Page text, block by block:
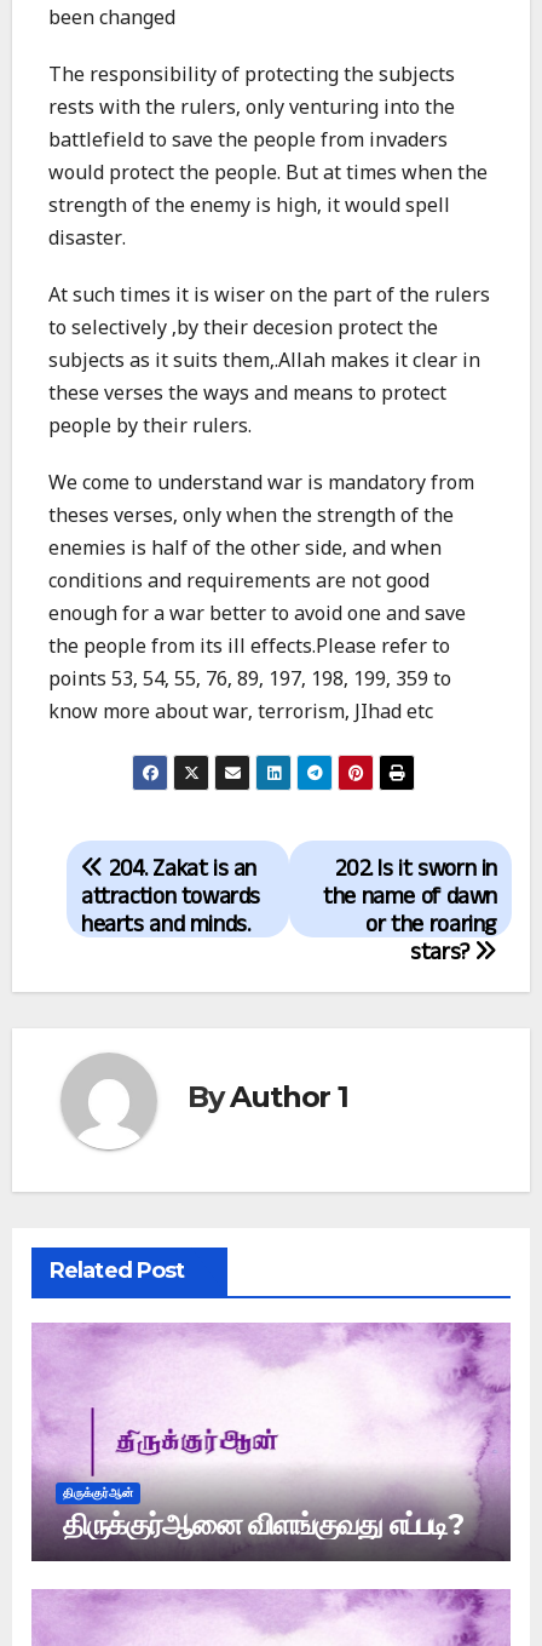
been changed
The responsibility of protecting the subjects
rests with the rulers, only venturing into the
battlefield to save the people from invaders
would protect the people. But at times when the
strength of the enemy is high, it would spell
disaster.
At such times it is wiser on the part of the rulers
to selectively ,by their decesion protect the
subjects as it suits them,.Allah makes it clear in
these verses the ways and means to protect
people by their rulers.
We come to understand war is mandatory from
theses verses, only when the strength of the
enemies is half of the other side, and when
conditions and requirements are not good
enough for a war better to avoid one and save
the people from its ill effects.Please refer to
points 53, 54, 55, 76, 89, 197, 198, 199, 359 to
know more about war, terrorism, JIhad etc
Post
navigation
202. Is it sworn in
the name of dawn
or the roaring
stars?
204. Zakat is an
attraction towards
hearts and minds.
ByAuthor 1
Related Post
திருக்குர்ஆன்
திருக்குர்ஆனை விளங்குவது எப்படி?